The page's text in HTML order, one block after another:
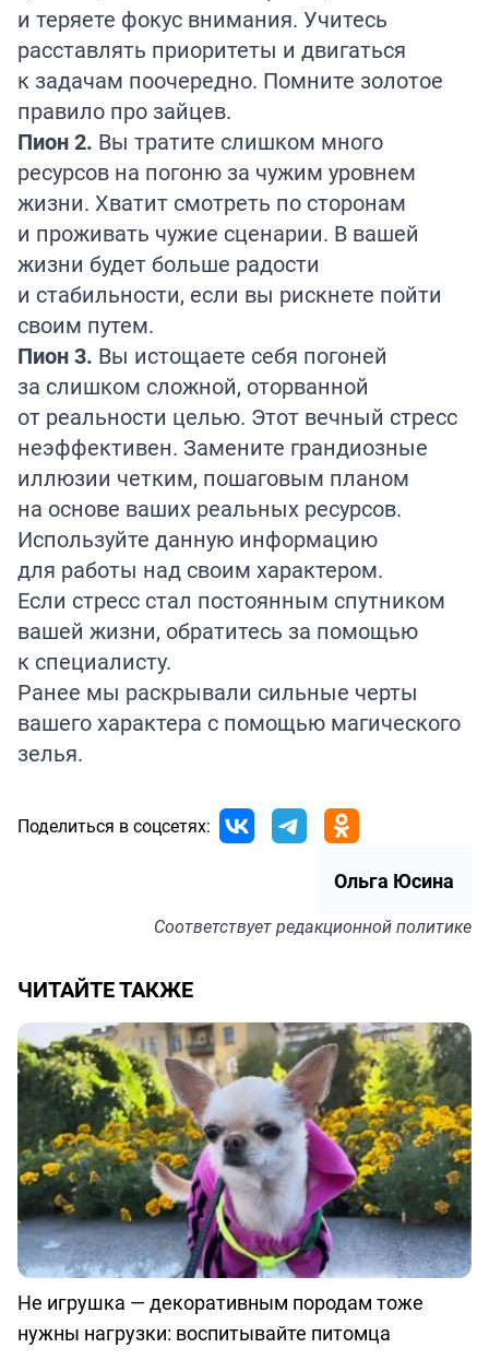
и теряете фокус внимания. Учитесь
расставлять приоритеты и двигаться
к задачам поочередно. Помните золотое
правило про зайцев.
Пион 2. Вы тратите слишком много
ресурсов на погоню за чужим уровнем
жизни. Хватит смотреть по сторонам
и проживать чужие сценарии. В вашей
жизни будет больше радости
и стабильности, если вы рискнете пойти
своим путем.
Пион 3. Вы истощаете себя погоней
за слишком сложной, оторванной
от реальности целью. Этот вечный стресс
неэффективен. Замените грандиозные
иллюзии четким, пошаговым планом
на основе ваших реальных ресурсов.
Используйте данную информацию
для работы над своим характером.
Если стресс стал постоянным спутником
вашей жизни, обратитесь за помощью
к специалисту.
Ранее мы раскрывали сильные черты
вашего характера с помощью магического
зелья.
Поделиться в соцсетях:
Ольга Юсина
Соответствуетредакционной политике
ЧИТАЙТЕ ТАКЖЕ
Не игрушка — декоративным породам тоже
нужны нагрузки: воспитывайте питомца